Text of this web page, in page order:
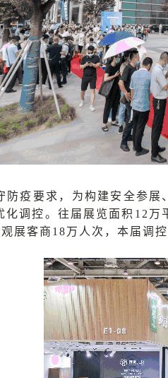
防疫要求，为构建安全参
化调控。往届展览面积12
展客商18万人次，本届调控